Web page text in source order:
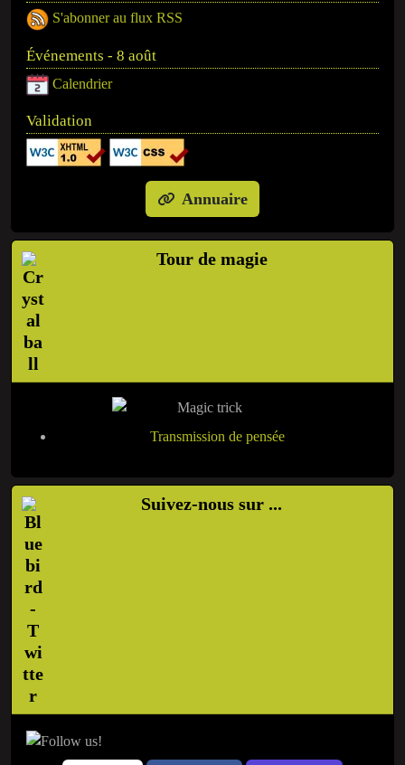
S'abonner au flux RSS
Événements - 8 août
Calendrier
Validation
Annuaire
Tour de magie
Transmission de pensée
Suivez-nous sur ...